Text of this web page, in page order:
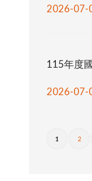
2026-07-
115年度
2026-07-
1 2